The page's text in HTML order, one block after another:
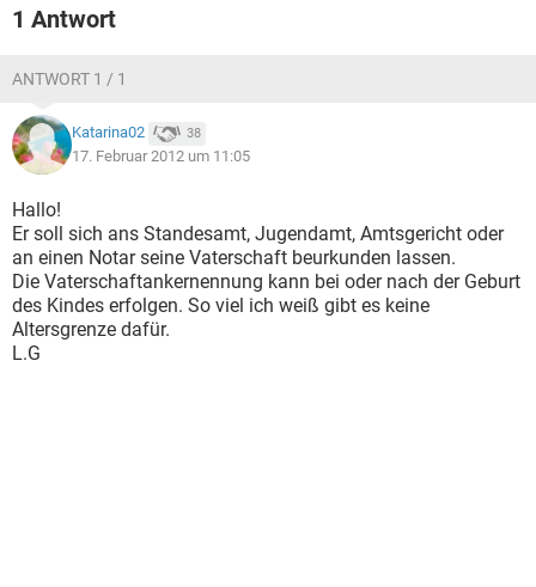
1 Antwort
ANTWORT 1 / 1
Katarina02 38
17. Februar 2012 um 11:05
Hallo!
Er soll sich ans Standesamt, Jugendamt, Amtsgericht oder
an einen Notar seine Vaterschaft beurkunden lassen.
Die Vaterschaftankernennung kann bei oder nach der Geburt
des Kindes erfolgen. So viel ich weiß gibt es keine
Altersgrenze dafür.
L.G